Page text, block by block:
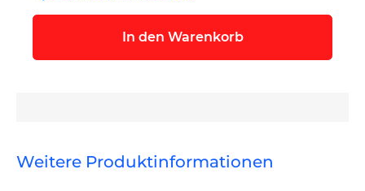
In den Warenkorb
Weitere Produktinformationen